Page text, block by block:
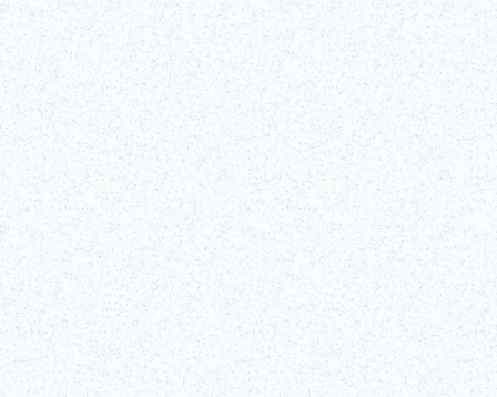
©Edo-Tokyo Museum
查看详细信息
显示全部